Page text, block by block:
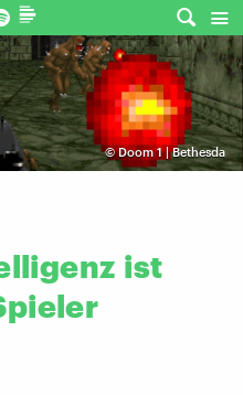
©Doom 1 | Bethesda
ist